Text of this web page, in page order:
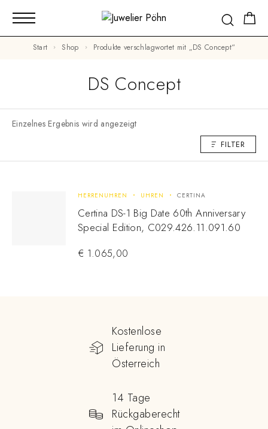
Start Shop Produkte verschlagwortet mit „DS Concept“
DS Concept
Einzelnes Ergebnis wird angezeigt
FILTER
HERRENUHREN UHREN CERTINA
Certina DS-1 Big Date 60th Anniversary
Special Edition, C029.426.11.091.60
€ 1.065,00
Kostenlose
Lieferung in
Österreich
14 Tage
Rückgaberecht